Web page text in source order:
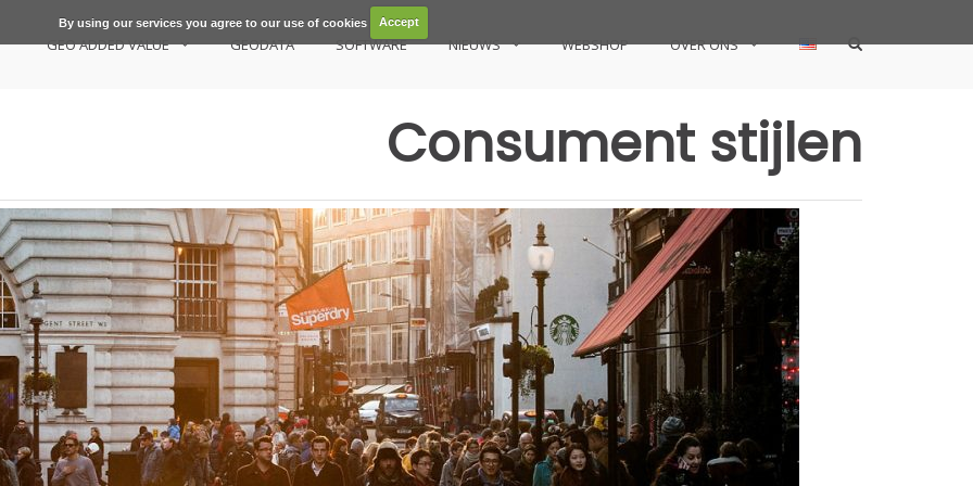
By using our services you agree to our use of cookies Accept
GEO ADDED VALUE GEODATA SOFTWARE NIEUWS WEBSHOP OVER ONS
Show
Consument stijlen